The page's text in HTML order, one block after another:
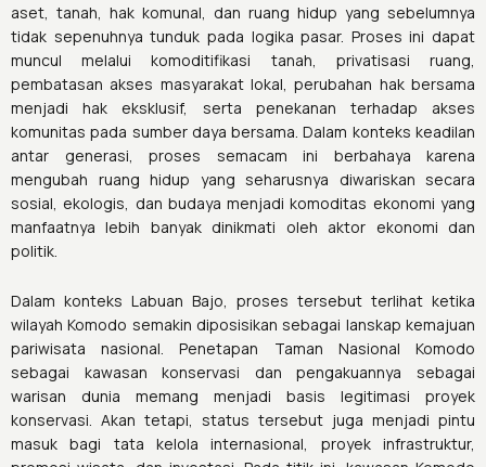
aset, tanah, hak komunal, dan ruang hidup yang sebelumnya
tidak sepenuhnya tunduk pada logika pasar. Proses ini dapat
muncul melalui komoditifikasi tanah, privatisasi ruang,
pembatasan akses masyarakat lokal, perubahan hak bersama
menjadi hak eksklusif, serta penekanan terhadap akses
komunitas pada sumber daya bersama. Dalam konteks keadilan
antar generasi, proses semacam ini berbahaya karena
mengubah ruang hidup yang seharusnya diwariskan secara
sosial, ekologis, dan budaya menjadi komoditas ekonomi yang
manfaatnya lebih banyak dinikmati oleh aktor ekonomi dan
politik.
Dalam konteks Labuan Bajo, proses tersebut terlihat ketika
wilayah Komodo semakin diposisikan sebagai lanskap kemajuan
pariwisata nasional. Penetapan Taman Nasional Komodo
sebagai kawasan konservasi dan pengakuannya sebagai
warisan dunia memang menjadi basis legitimasi proyek
konservasi. Akan tetapi, status tersebut juga menjadi pintu
masuk bagi tata kelola internasional, proyek infrastruktur,